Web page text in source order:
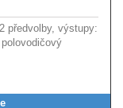
předvolby, výstupy: